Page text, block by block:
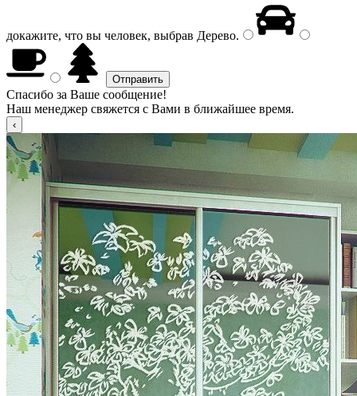
докажите, что вы человек, выбрав Дерево.
Спасибо за Ваше сообщение!
Наш менеджер свяжется с Вами в ближайшее время.